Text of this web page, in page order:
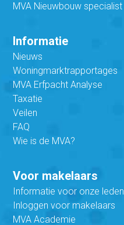
MVA Nieuwbouw specialist
Informatie
Nieuws
Woningmarktrapportages
MVA Erfpacht Analyse
Taxatie
Veilen
FAQ
Wie is de MVA?
Voor makelaars
Informatie voor onze leden
Inloggen voor makelaars
MVA Academie